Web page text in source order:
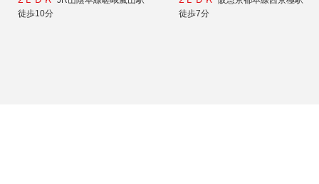
徒歩10分
徒歩7分